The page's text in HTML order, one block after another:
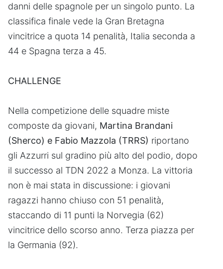
danni delle spagnole per un singolo punto. La
classifica finale vede la Gran Bretagna
vincitrice a quota 14 penalità, Italia seconda a
44 e Spagna terza a 45.
CHALLENGE
Nella competizione delle squadre miste
composte da giovani, Martina Brandani
(Sherco) e Fabio Mazzola (TRRS) riportano
gli Azzurri sul gradino più alto del podio, dopo
il successo al TDN 2022 a Monza. La vittoria
non è mai stata in discussione: i giovani
ragazzi hanno chiuso con 51 penalità,
staccando di 11 punti la Norvegia (62)
vincitrice dello scorso anno. Terza piazza per
la Germania (92).